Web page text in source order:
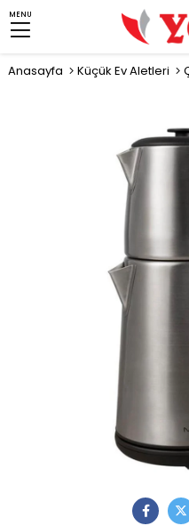
MENU
Anasayfa Küçük Ev Aletleri